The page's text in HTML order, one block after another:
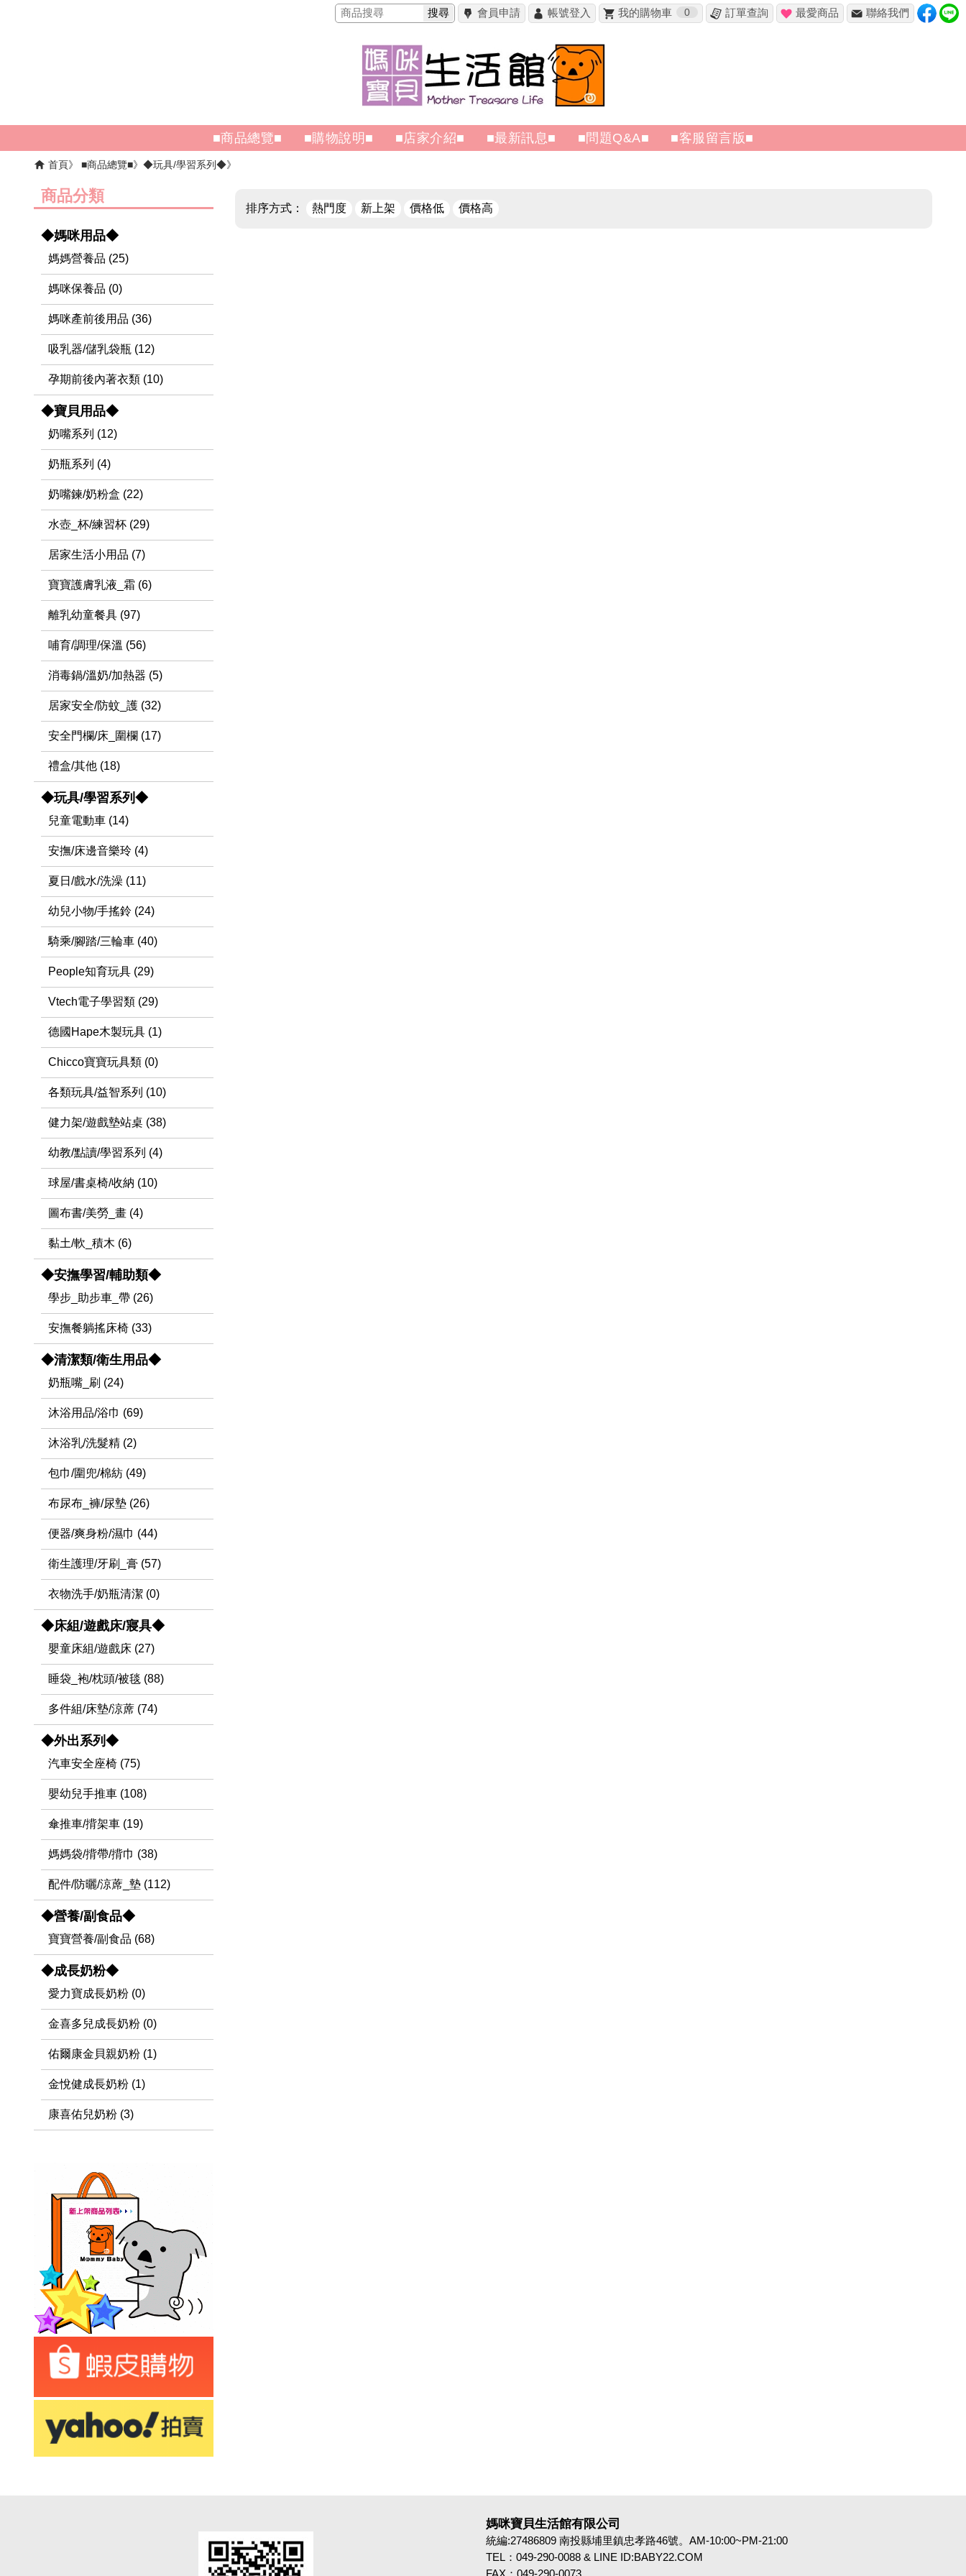
搜尋 會員申請 帳號登入 我的購物車 0 訂單查詢 最愛商品 聯絡我們
■商品總覽■ ■購物說明■ ■店家介紹■ ■最新訊息■ ■問題Q&A■ ■客服留言版■
首頁 ■商品總覽■ ◆玩具/學習系列◆
排序方式： 熱門度 新上架 價格低 價格高
商品分類
◆媽咪用品◆
媽媽營養品 (25)
媽咪保養品 (0)
媽咪產前後用品 (36)
吸乳器/儲乳袋瓶 (12)
孕期前後內著衣類 (10)
◆寶貝用品◆
奶嘴系列 (12)
奶瓶系列 (4)
奶嘴鍊/奶粉盒 (22)
水壺_杯/練習杯 (29)
居家生活小用品 (7)
寶寶護膚乳液_霜 (6)
離乳幼童餐具 (97)
哺育/調理/保溫 (56)
消毒鍋/溫奶/加熱器 (5)
居家安全/防蚊_護 (32)
安全門欄/床_圍欄 (17)
禮盒/其他 (18)
◆玩具/學習系列◆
兒童電動車 (14)
安撫/床邊音樂玲 (4)
夏日/戲水/洗澡 (11)
幼兒小物/手搖鈴 (24)
騎乘/腳踏/三輪車 (40)
People知育玩具 (29)
Vtech電子學習類 (29)
德國Hape木製玩具 (1)
Chicco寶寶玩具類 (0)
各類玩具/益智系列 (10)
健力架/遊戲墊站桌 (38)
幼教/點讀/學習系列 (4)
球屋/書桌椅/收納 (10)
圖布書/美勞_畫 (4)
黏土/軟_積木 (6)
◆安撫學習/輔助類◆
學步_助步車_帶 (26)
安撫餐躺搖床椅 (33)
◆清潔類/衛生用品◆
奶瓶嘴_刷 (24)
沐浴用品/浴巾 (69)
沐浴乳/洗髮精 (2)
包巾/圍兜/棉紡 (49)
布尿布_褲/尿墊 (26)
便器/爽身粉/濕巾 (44)
衛生護理/牙刷_膏 (57)
衣物洗手/奶瓶清潔 (0)
◆床組/遊戲床/寢具◆
嬰童床組/遊戲床 (27)
睡袋_袍/枕頭/被毯 (88)
多件組/床墊/涼蓆 (74)
◆外出系列◆
汽車安全座椅 (75)
嬰幼兒手推車 (108)
傘推車/揹架車 (19)
媽媽袋/揹帶/揹巾 (38)
配件/防曬/涼蓆_墊 (112)
◆營養/副食品◆
寶寶營養/副食品 (68)
◆成長奶粉◆
愛力寶成長奶粉 (0)
金喜多兒成長奶粉 (0)
佑爾康金貝親奶粉 (1)
金悅健成長奶粉 (1)
康喜佑兒奶粉 (3)
媽咪寶貝生活館有限公司
統編:27486809 南投縣埔里鎮忠孝路46號。AM-10:00~PM-21:00
TEL：049-290-0088 & LINE ID:BABY22.COM
FAX：049-290-0073